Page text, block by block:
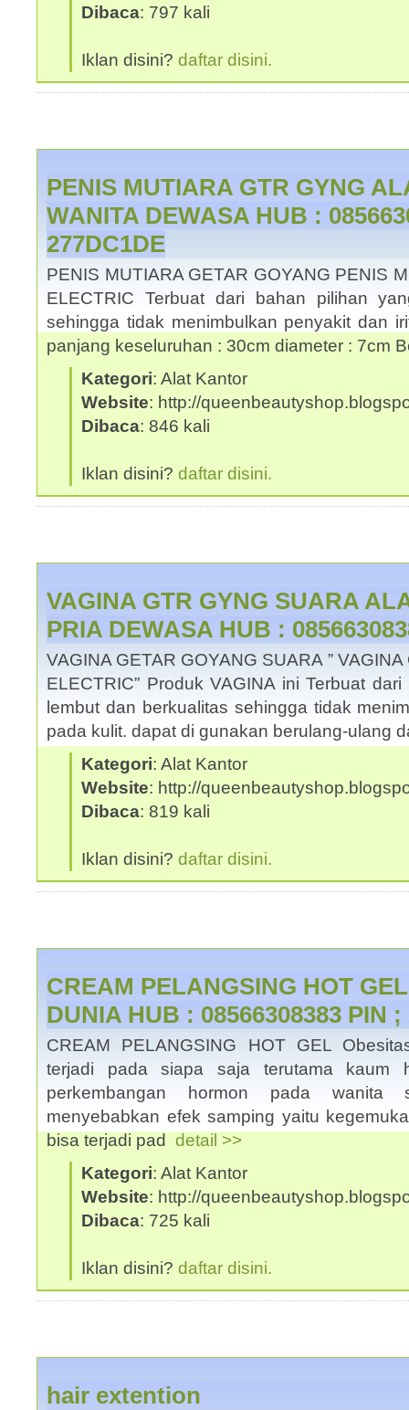
Dibaca: 797 kali
Iklan disini? daftar disini.
PENIS MUTIARA GTR GYNG
WANITA DEWASA HUB :
277DC1DE
PENIS MUTIARA GETAR GOYANG PENIS
ELECTRIC Terbuat dari bahan pilihan
sehingga tidak menimbulkan penyakit dan
panjang keseluruhan : 30cm diameter : 7cm
Kategori: Alat Kantor
Website: http://
Dibaca: 846 kali
Iklan disini? daftar disini.
VAGINA GTR GYNG SUARA
PRIA DEWASA HUB :
VAGINA GETAR GOYANG SUARA ”
ELECTRIC” Produk VAGINA ini Terbuat
lembut dan berkualitas sehingga tidak
pada kulit. dapat di gunakan berulang-ulang
Kategori: Alat Kantor
Website: http://
Dibaca: 819 kali
Iklan disini? daftar disini.
CREAM PELANGSING HOT
DUNIA HUB : 08566308383 PIN ;
CREAM PELANGSING HOT GEL
terjadi pada siapa saja terutama kaum
perkembangan hormon pada wanita
menyebabkan efek samping yaitu
bisa terjadi pad detail >>
Kategori: Alat Kantor
Website: http://
Dibaca: 725 kali
Iklan disini? daftar disini.
hair extention